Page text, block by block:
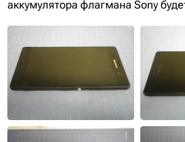
аккумулятора флагмана Sony